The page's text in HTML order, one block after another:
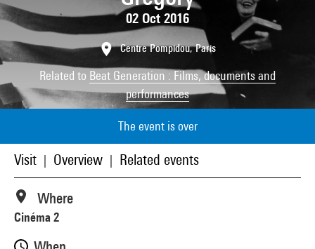
02 Oct 2016
Centre Pompidou, Paris
Related to Beat Generation : Films, documents and
performances
The event is over
Visit Overview Related events
Where
Cinéma 2